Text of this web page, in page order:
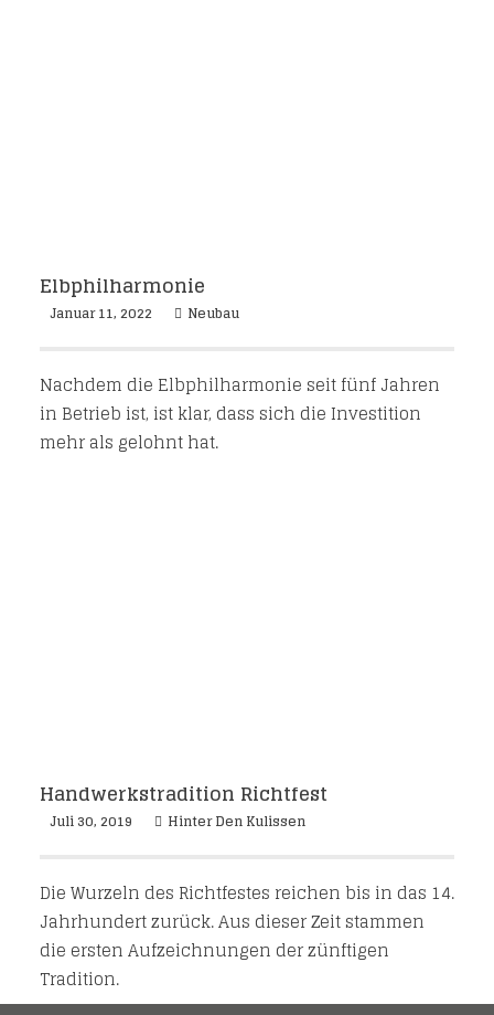
Elbphilharmonie
Januar 11, 2022 Neubau
Nachdem die Elbphilharmonie seit fünf Jahren
in Betrieb ist, ist klar, dass sich die Investition
mehr als gelohnt hat.
Handwerkstradition Richtfest
Juli 30, 2019 Hinter Den Kulissen
Die Wurzeln des Richtfestes reichen bis in das 14.
Jahrhundert zurück. Aus dieser Zeit stammen
die ersten Aufzeichnungen der zünftigen
Tradition.